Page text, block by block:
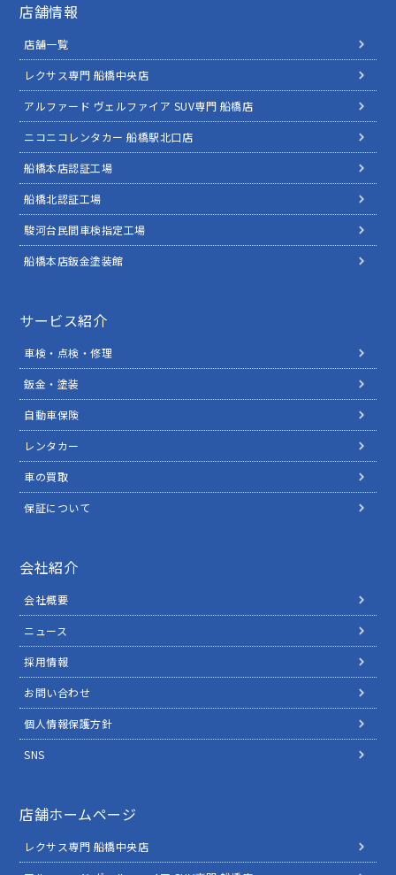
店舗情報
店舗一覧
レクサス専門 船橋中央店
アルファード ヴェルファイア SUV専門 船橋店
ニコニコレンタカー 船橋駅北口店
船橋本店認証工場
船橋北認証工場
駿河台民間車検指定工場
船橋本店鈑金塗装館
サービス紹介
車検・点検・修理
鈑金・塗装
自動車保険
レンタカー
車の買取
保証について
会社紹介
会社概要
ニュース
採用情報
お問い合わせ
個人情報保護方針
SNS
店舗ホームページ
レクサス専門 船橋中央店